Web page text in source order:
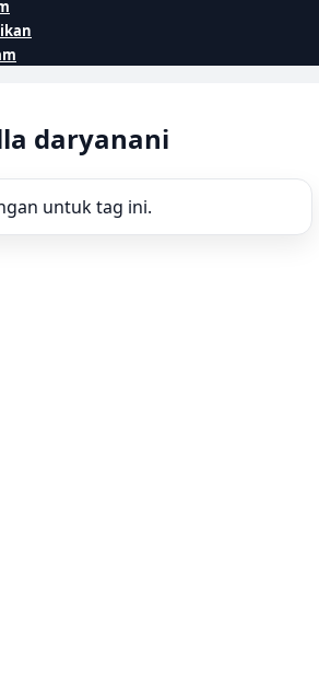
daryanani
untuk tag ini.